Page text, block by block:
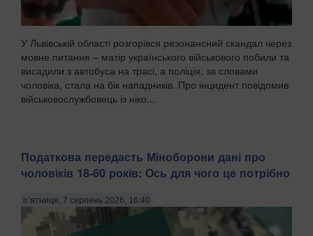
У Львівській області розгорівся резонансний скандал через
мовне питання – матір українського військового побили та
висадили з автобуса на трасі, а поліція, за словами
чоловіка, стала на бік нападників. Про інцидент повідомив
військовослужбовець із ніко...
Податкова передасть Міноборони дані про
чоловіків 18-60 років: Ось для чого це потрібно
п’ятниця, 7 серпень 2026, 16:40